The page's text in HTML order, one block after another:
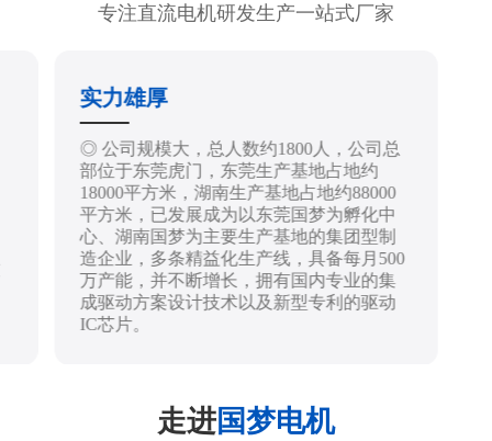
专注直流电机研发生产一站式厂家
实力雄厚
◎ 公司规模大，总人数约1800人，公司总
部位于东莞虎门，东莞生产基地占地约
18000平方米，湖南生产基地占地约88000
平方米，已发展成为以东莞国梦为孵化中
心、湖南国梦为主要生产基地的集团型制
造企业，多条精益化生产线，具备每月500
万产能，并不断增长，拥有国内专业的集
成驱动方案设计技术以及新型专利的驱动
IC芯片。
走进国梦电机